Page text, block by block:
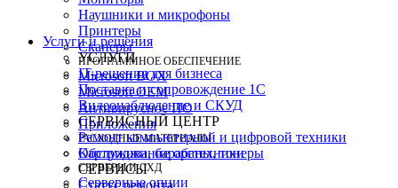
Наушники и микрофоны
Принтеры
Сканеры
ПРОГРАММНОЕ ОБЕСПЕЧЕНИЕ
Microsoft BOX
Microsoft OEM
Антивирусное ПО
Приложения
РАСХОДНЫЕ МАТЕРИАЛЫ
Картриджи, барабаны, тонеры
СЕРВЕРЫ И СХД
Серверные опции
Услуги и решения
УСЛУГИ
IT-решения для бизнеса
Поставка и сопровождение 1C
Видеонаблюдение и СКУД
СЕРВИСНЫЙ ЦЕНТР
Ремонт компьютерной и цифровой техники
Обслуживание оргтехники
СЕРВИСЫ
Статус ремонта